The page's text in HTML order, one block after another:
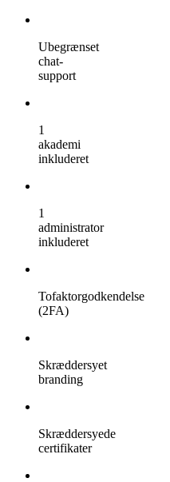
Ubegrænset
chat-
support
1
akademi
inkluderet
1
administrator
inkluderet
Tofaktorgodkendelse
(2FA)
Skræddersyet
branding
Skræddersyede
certifikater